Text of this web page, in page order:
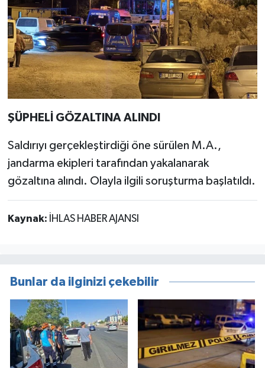
ŞÜPHELİ GÖZALTINA ALINDI
Saldırıyı gerçekleştirdiği öne sürülen M.A.,
jandarma ekipleri tarafından yakalanarak
gözaltına alındı. Olayla ilgili soruşturma başlatıldı.
Kaynak: İHLAS HABER AJANSI
Bunlar da ilginizi çekebilir